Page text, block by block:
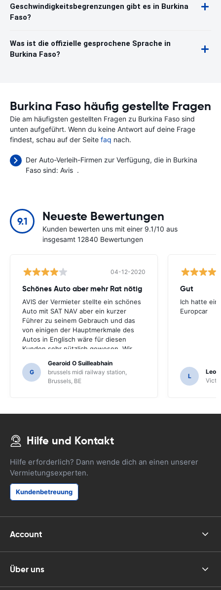
Geschwindigkeitsbegrenzungen gibt es in Burkina
Faso?
Was ist die offizielle gesprochene Sprache in
Burkina Faso?
Burkina Faso häufig gestellte Fragen
Die am häufigsten gestellten Fragen zu Burkina Faso sind
unten aufgeführt. Wenn du keine Antwort auf deine Frage
findest, schau auf der Seite faq nach.
Der Auto-Verleih-Firmen zur Verfügung, die in Burkina
Faso sind: Avis .
9.1 Neueste Bewertungen
Kunden bewerten uns mit einer 9.1/10 aus
insgesamt 12840 Bewertungen
04-12-2020
Schönes Auto aber mehr Rat nötig
AVIS der Vermieter stellte ein schönes
Auto mit SAT NAV aber ein kurzer
Führer zu seinem Gebrauch und das
von einigen der Hauptmerkmale des
Autos in Englisch wäre für diesen
Kunden sehr nützlich gewesen. Wir
zur Führung fragen und nur dafür
hätten wir die Funktionen des SAT NAV
nicht herausgefunden.
G
Gearoid O Suilleabhain
brussels midi railway station,
Brussels, BE
Gut
Ich hatte
Europcar
L
Hilfe und Kontakt
Hilfe erforderlich? Dann wende dich an einen unserer
Vermietungsexperten.
Kundenbetreuung
Account
Über uns